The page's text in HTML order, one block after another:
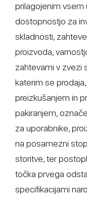
prilagojenim vsem
dostopnostjo za
skladnosti,
proizvoda,
zahtevami v zvezi
katerim se
preizkušanjem in
pakiranjem,
za uporabnike,
na posamezni
storitve, ter
točka prvega
specifikacijami